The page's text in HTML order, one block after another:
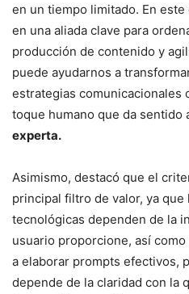
en un tiempo limitado. En
en una aliada clave para
producción de contenido y
puede ayudarnos a
estrategias comunicacionales
toque humano que da sentido
experta.
Asimismo, destacó que el
principal filtro de valor, ya que
tecnológicas dependen de la
usuario proporcione, así
a elaborar prompts efectivos,
depende de la claridad con la